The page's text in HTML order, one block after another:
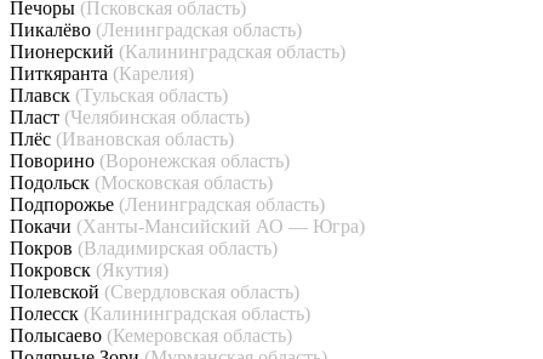
Печоры (Псковская область)
Пикалёво (Ленинградская область)
Пионерский (Калининградская область)
Питкяранта (Карелия)
Плавск (Тульская область)
Пласт (Челябинская область)
Плёс (Ивановская область)
Поворино (Воронежская область)
Подольск (Московская область)
Подпорожье (Ленинградская область)
Покачи (Ханты-Мансийский АО — Югра)
Покров (Владимирская область)
Покровск (Якутия)
Полевской (Свердловская область)
Полесск (Калининградская область)
Полысаево (Кемеровская область)